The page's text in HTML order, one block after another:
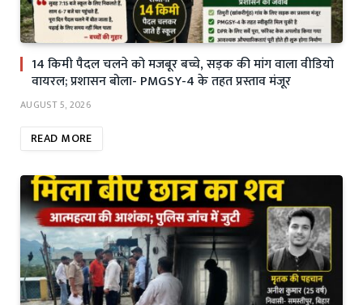
14 किमी पैदल चलने को मजबूर बच्चे, सड़क की मांग वाला वीडियो
वायरल; प्रशासन बोला- PMGSY-4 के तहत प्रस्ताव मंजूर
AUGUST 5, 2026
READ MORE